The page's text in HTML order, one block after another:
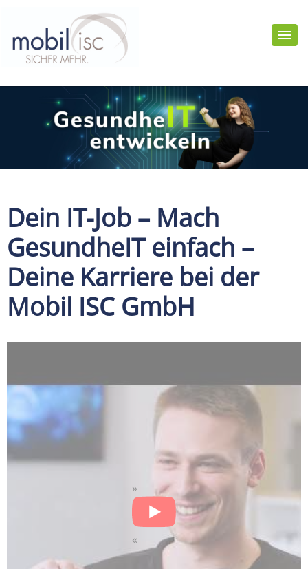
Dein IT-Job – Mach
GesundheIT einfach –
Deine Karriere bei der
Mobil ISC GmbH